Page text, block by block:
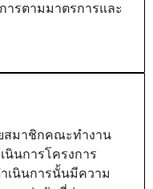
ารตามมาตรการและ
สมาชิกคณะทำงาน
นินการโครงการ
เนินการนั้นมีความ